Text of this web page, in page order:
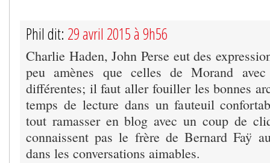
Phil dit: 29 avril 2015 à 9h56
Charlie Haden, John Perse eut des
peu amènes que celles de Morand avec
différentes; il faut aller fouiller les bonnes
temps de lecture dans un fauteuil
tout ramasser en blog avec un coup de
connaissent pas le frère de Bernard Faÿ
dans les conversations aimables.